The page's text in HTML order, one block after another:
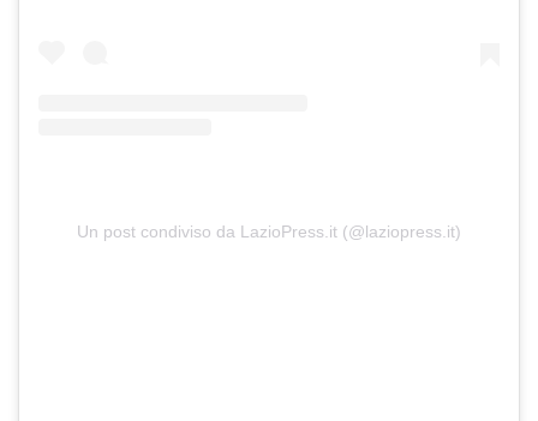
Un post condiviso da LazioPress.it (@laziopress.it)